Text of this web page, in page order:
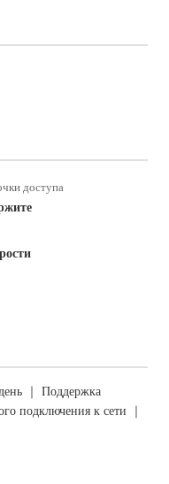
доступа
｜ Поддержка
подключения к сети ｜